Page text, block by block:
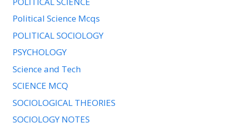
Political Science Mcqs
POLITICAL SOCIOLOGY
PSYCHOLOGY
Science and Tech
SCIENCE MCQ
SOCIOLOGICAL THEORIES
SOCIOLOGY NOTES